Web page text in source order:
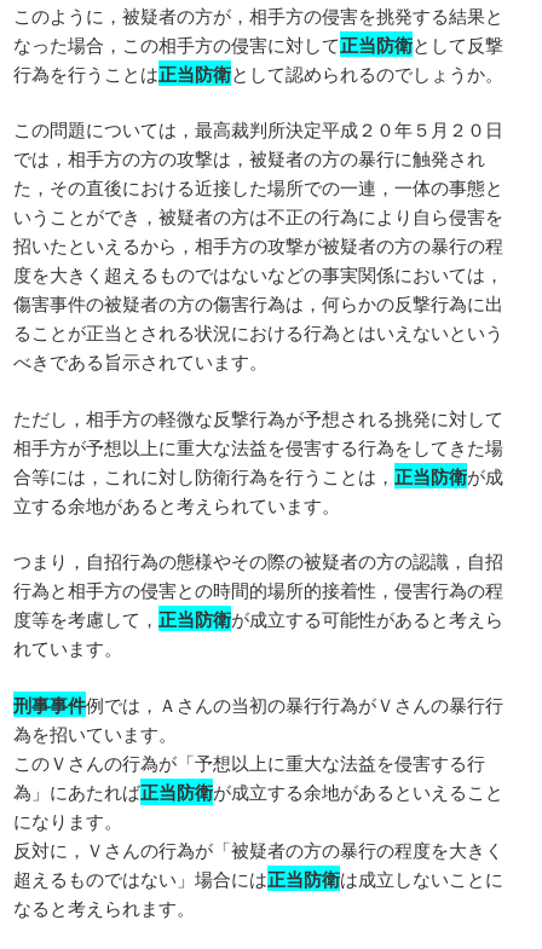
このように，被疑者の方が，相手方の侵害を挑発する結果と
なった場合，この相手方の侵害に対して正当防衛として反撃
行為を行うことは正当防衛として認められるのでしょうか。
この問題については，最高裁判所決定平成２０年５月２０日
では，相手方の方の攻撃は，被疑者の方の暴行に触発され
た，その直後における近接した場所での一連，一体の事態と
いうことができ，被疑者の方は不正の行為により自ら侵害を
招いたといえるから，相手方の攻撃が被疑者の方の暴行の程
度を大きく超えるものではないなどの事実関係においては，
傷害事件の被疑者の方の傷害行為は，何らかの反撃行為に出
ることが正当とされる状況における行為とはいえないという
べきである旨示されています。
ただし，相手方の軽微な反撃行為が予想される挑発に対して
相手方が予想以上に重大な法益を侵害する行為をしてきた場
合等には，これに対し防衛行為を行うことは，正当防衛が成
立する余地があると考えられています。
つまり，自招行為の態様やその際の被疑者の方の認識，自招
行為と相手方の侵害との時間的場所的接着性，侵害行為の程
度等を考慮して，正当防衛が成立する可能性があると考えら
れています。
刑事事件例では，Ａさんの当初の暴行行為がＶさんの暴行行
為を招いています。
このＶさんの行為が「予想以上に重大な法益を侵害する行
為」にあたれば正当防衛が成立する余地があるといえること
になります。
反対に，Ｖさんの行為が「被疑者の方の暴行の程度を大きく
超えるものではない」場合には正当防衛は成立しないことに
なると考えられます。